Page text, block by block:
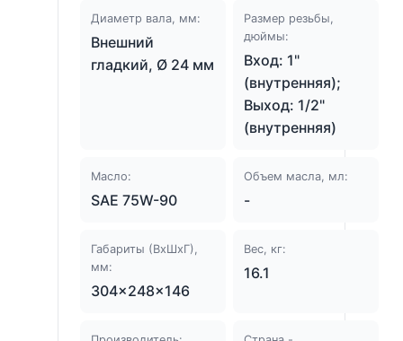
Диаметр вала, мм:
Внешний
гладкий, Ø 24 мм
Размер резьбы,
дюймы:
Вход: 1"
(внутренняя);
Выход: 1/2"
(внутренняя)
Масло:
SAE 75W-90
Объем масла, мл:
-
Габариты (ВхШхГ),
мм:
304×248×146
Вес, кг:
16.1